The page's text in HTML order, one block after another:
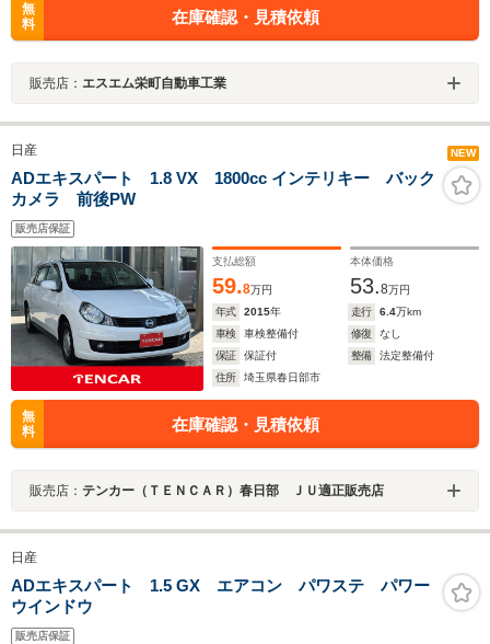
無
料
在庫確認・見積依頼
販売店： エスエム栄町自動車工業
日産 NEW
ADエキスパート 1.8 VX 1800cc インテリキー バック
カメラ 前後PW
販売店保証
支払総額
59.8万円
本体価格
53.8万円
年式
2015年 走行 6.4万km
車検
車検整備付 修復
なし
保証
保証付 整備
法定整備付
住所
埼玉県春日部市
無
料
在庫確認・見積依頼
販売店： テンカー（ＴＥＮＣＡＲ）春日部 ＪＵ適正販売店
日産
ADエキスパート 1.5 GX エアコン パワステ パワー
ウインドウ
販売店保証